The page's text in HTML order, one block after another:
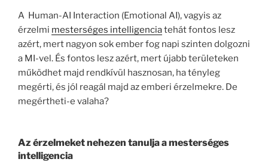
A Human-AI Interaction (Emotional AI), vagyis az
érzelmi mesterséges intelligenciatehát fontos lesz
azért, mert nagyon sok ember fog napi szinten dolgozni
a MI-vel. És fontos lesz azért, mert újabb területeken
működhet majd rendkívül hasznosan, ha tényleg
megérti, és jól reagál majd az emberi érzelmekre. De
megértheti-e valaha?
Az érzelmeket nehezen tanulja a mesterséges
intelligencia